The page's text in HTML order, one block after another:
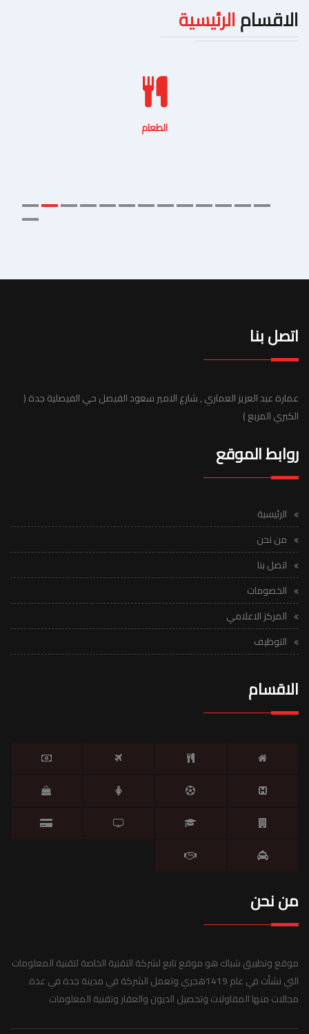
الاقسامالرئيسية
الطعام
اتصل بنا
عمارة عبد العزيز العماري , شارع الامير سعود الفيصل حي الفيصلية جدة (
الكبري المربع )
روابط الموقع
الرئيسية
من نحن
اتصل بنا
الخصومات
المركز الاعلامي
التوظيف
الاقسام
من نحن
موقع وتطبيق شباك هو موقع تابع لشركة التقنية الخاصة لتقنية المعلومات
التي نشأت في عام 1419هجري وتعمل الشركة في مدينة جدة في عدة
مجالات منها المقاولات وتحصيل الديون والعقار وتقنية المعلومات